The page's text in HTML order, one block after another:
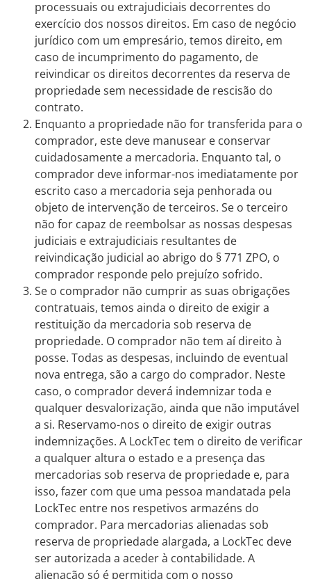
processuais ou extrajudiciais decorrentes do
exercício dos nossos direitos. Em caso de negócio
jurídico com um empresário, temos direito, em
caso de incumprimento do pagamento, de
reivindicar os direitos decorrentes da reserva de
propriedade sem necessidade de rescisão do
contrato.
Enquanto a propriedade não for transferida para o
comprador, este deve manusear e conservar
cuidadosamente a mercadoria. Enquanto tal, o
comprador deve informar-nos imediatamente por
escrito caso a mercadoria seja penhorada ou
objeto de intervenção de terceiros. Se o terceiro
não for capaz de reembolsar as nossas despesas
judiciais e extrajudiciais resultantes de
reivindicação judicial ao abrigo do § 771 ZPO, o
comprador responde pelo prejuízo sofrido.
Se o comprador não cumprir as suas obrigações
contratuais, temos ainda o direito de exigir a
restituição da mercadoria sob reserva de
propriedade. O comprador não tem aí direito à
posse. Todas as despesas, incluindo de eventual
nova entrega, são a cargo do comprador. Neste
caso, o comprador deverá indemnizar toda e
qualquer desvalorização, ainda que não imputável
a si. Reservamo-nos o direito de exigir outras
indemnizações. A LockTec tem o direito de verificar
a qualquer altura o estado e a presença das
mercadorias sob reserva de propriedade e, para
isso, fazer com que uma pessoa mandatada pela
LockTec entre nos respetivos armazéns do
comprador. Para mercadorias alienadas sob
reserva de propriedade alargada, a LockTec deve
ser autorizada a aceder à contabilidade. A
alienação só é permitida com o nosso